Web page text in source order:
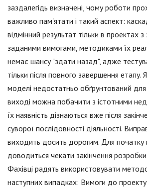
заздалегідь визначені, чому роботи
важливо пам'ятати і такий аспект:
відмінний результат тільки в проектах з
заданими вимогами, методиками їх
немає шансу "здати назад", адже
тільки після повного завершення етапу.
моделі недостатньо обґрунтований
виході можна побачити з істотними
їх наявність дізнаються вже після
суворої послідовності діяльності.
виходить досить дорогим. Для початку
доводиться чекати закінчення розробки.
Фахівці радять використовувати
наступних випадках: Вимоги до проекту